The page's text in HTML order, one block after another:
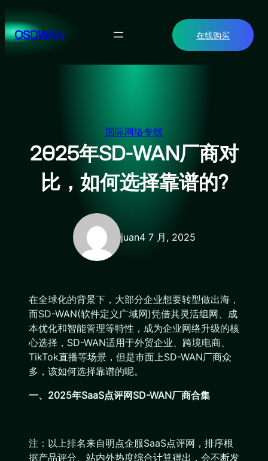
至
内OSDWAN 在线购买
国际网络专线
2025年SD-WAN厂商对
比，如何选择靠谱的?
juan4 7 月, 2025
在全球化的背景下，大部分企业想要转型做出海，
而SD-WAN(软件定义广域网)凭借其灵活组网、成
本优化和智能管理等特性，成为企业网络升级的核
心选择，SD-WAN适用于外贸企业、跨境电商、
TikTok直播等场景，但是市面上SD-WAN厂商众
多，该如何选择靠谱的呢。
一、2025年SaaS点评网SD-WAN厂商合集
注：以上排名来自明点企服SaaS点评网，排序根
据产品评分、站内外热度综合计算得出，会不断发